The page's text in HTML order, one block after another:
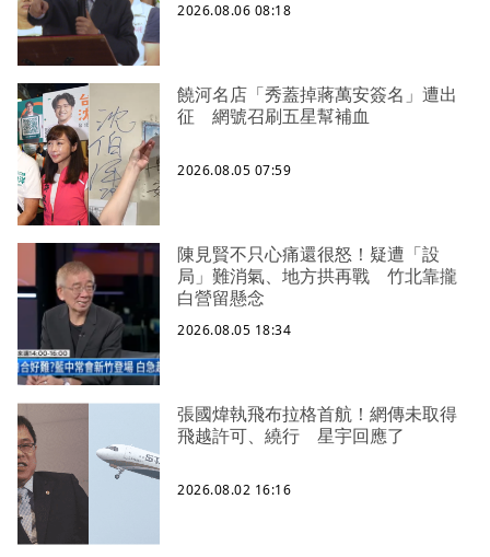
2026.08.06 08:18
饒河名店「秀蓋掉蔣萬安簽名」遭出
征 網號召刷五星幫補血
2026.08.05 07:59
陳見賢不只心痛還很怒！疑遭「設
局」難消氣、地方拱再戰 竹北靠攏
白營留懸念
2026.08.05 18:34
張國煒執飛布拉格首航！網傳未取得
飛越許可、繞行 星宇回應了
2026.08.02 16:16